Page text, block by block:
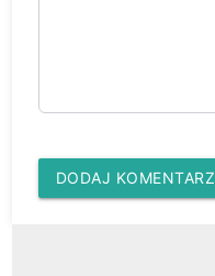
DODAJ KOMENTARZ